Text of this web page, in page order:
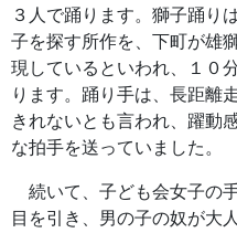
３人で踊ります。獅子踊り
子を探す所作を、下町が雄
現しているといわれ、１０
ります。踊り手は、長距離
きれないとも言われ、躍動
な拍手を送っていました。
続いて、子ども会女子の
目を引き、男の子の奴が大